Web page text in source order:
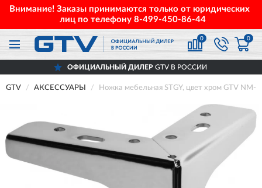
Внимание! Заказы принимаются только от юридических
лиц по телефону 8-499-450-86-44
0 0
ОФИЦИАЛЬНЫЙ ДИЛЕР GTV В РОССИИ
GTV АКСЕССУАРЫ Ножка мебельная STGY, цвет хром GTV NM-